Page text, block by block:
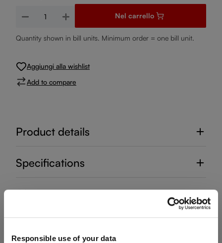
Responsible use of your data
Quantità del prodotto: inserisci la quantità desiderata o usa
Nel carrello
Quantity shown in bill units. Minimum order = one bill unit.
Aggiungi alla wishlist
Add to compare
Product details
Specifications
Glass care